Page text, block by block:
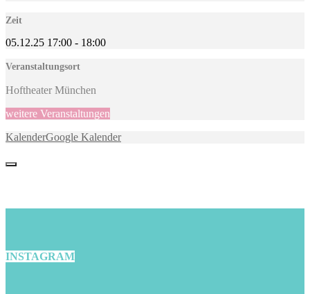
Zeit
05.12.25 17:00 - 18:00
Veranstaltungsort
Hoftheater München
weitere Veranstaltungen
KalenderGoogle Kalender
INSTAGRAM